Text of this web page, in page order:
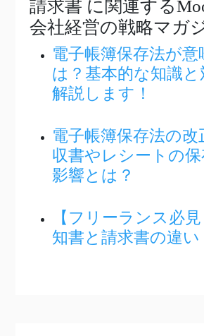
請求書 に関連する
会社経営の戦略マガ
電子帳簿保存法が意
は？基本的な知識と
解説します！
電子帳簿保存法の
収書やレシートの
影響とは？
【フリーランス必
知書と請求書の違い